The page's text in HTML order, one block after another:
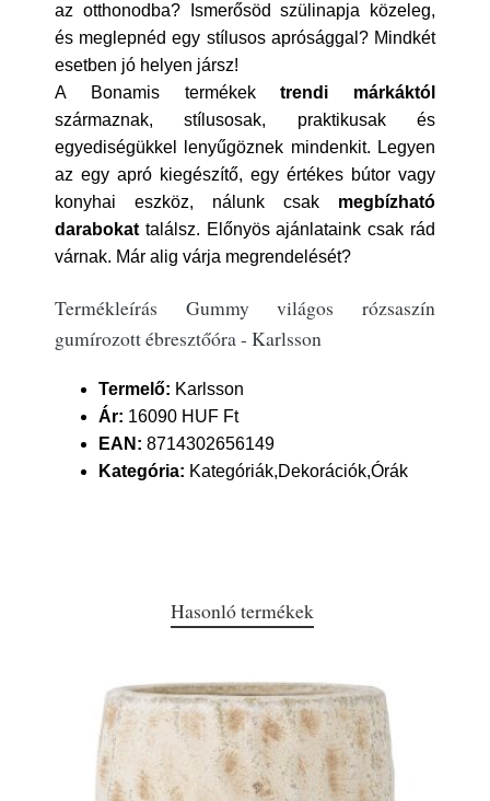
az otthonodba? Ismerősöd szülinapja közeleg,
és meglepnéd egy stílusos aprósággal? Mindkét
esetben jó helyen jársz!
A Bonamis termékektrendi márkáktól
származnak, stílusosak, praktikusak és
egyediségükkel lenyűgöznek mindenkit. Legyen
az egy apró kiegészítő, egy értékes bútor vagy
konyhai eszköz, nálunk csak megbízható
darabokat találsz. Előnyös ajánlataink csak rád
várnak. Már alig várja megrendelését?
Termékleírás Gummy világos rózsaszín
gumírozott ébresztőóra - Karlsson
Termelő: Karlsson
Ár: 16090 HUF Ft
EAN: 8714302656149
Kategória: Kategóriák,Dekorációk,Órák
Hasonló termékek